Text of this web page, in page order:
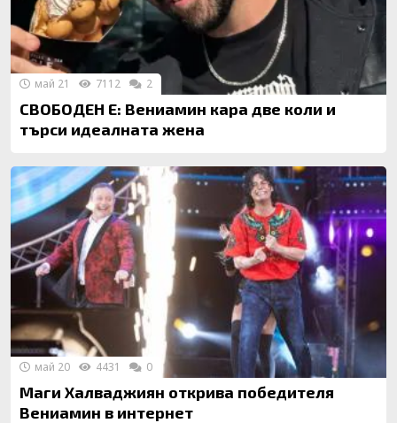
СВОБОДЕН Е: Вениамин кара две коли и
търси идеалната жена
май 21 7112 2
Маги Халваджиян открива победителя
Вениамин в интернет
май 20 4431 0